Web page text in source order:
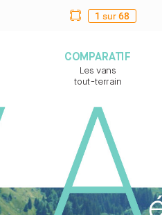
1 sur 68
COMPARATIF
Les vans
tout-terrain